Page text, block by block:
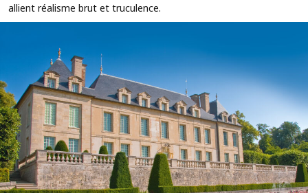
allient réalisme brut et truculence.